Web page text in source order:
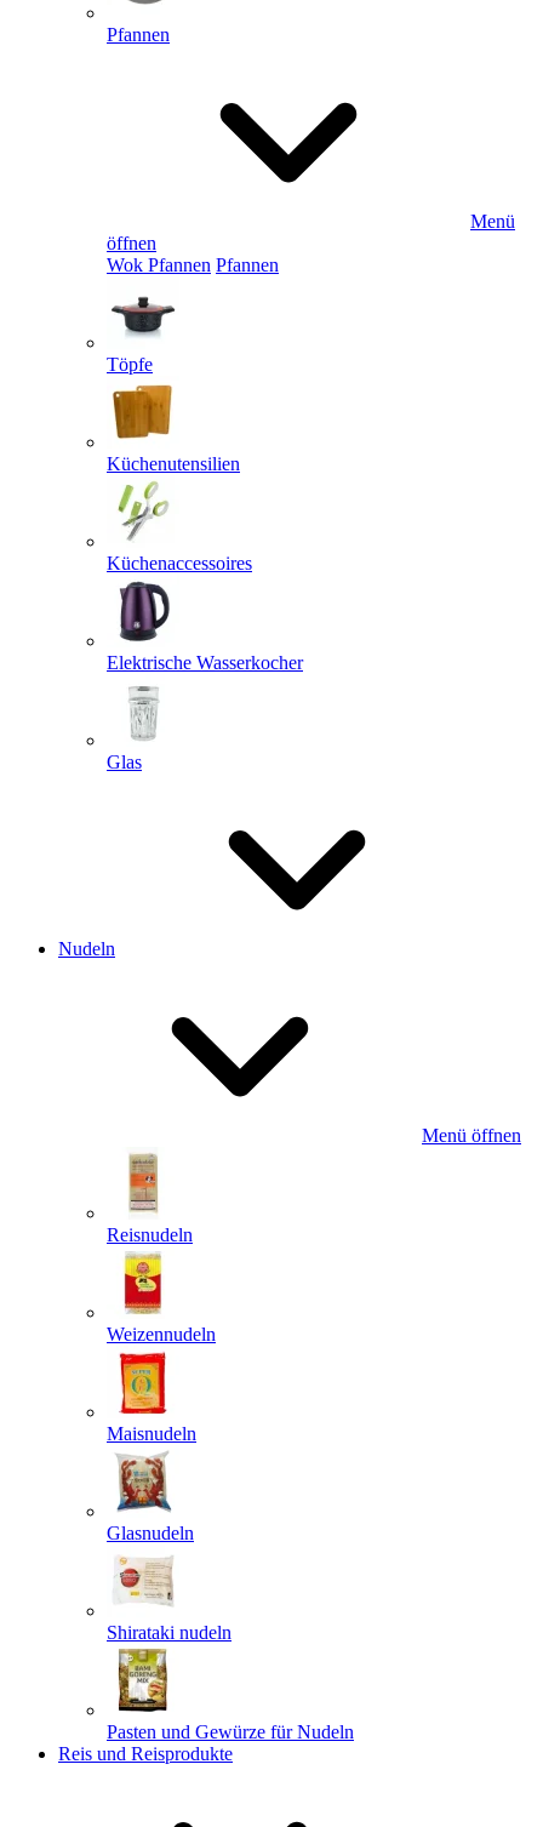
Pfannen
Menü
öffnen
Wok Pfannen Pfannen
Töpfe
Küchenutensilien
Küchenaccessoires
Elektrische Wasserkocher
Glas
Nudeln
Menü öffnen
Reisnudeln
Weizennudeln
Maisnudeln
Glasnudeln
Shirataki nudeln
Pasten und Gewürze für Nudeln
Reis und Reisprodukte